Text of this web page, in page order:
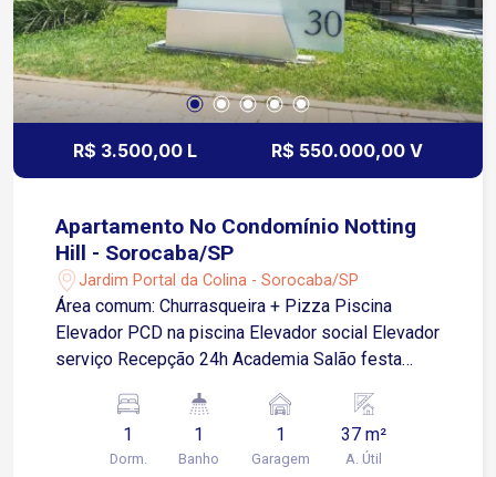
R$ 3.500,00 L R$ 550.000,00 V
Apartamento No Condomínio Notting
Hill - Sorocaba/SP
Jardim Portal da Colina - Sorocaba/SP
Área comum: Churrasqueira + Pizza Piscina
Elevador PCD na piscina Elevador social Elevador
serviço Recepção 24h Academia Salão festa
comuns Portaria 24hrs Portão garagem facial
Água e gás encanados Apto: Ar cond smart 12 mil
BTU TV smart 50? Geladeira Filtro Microondas
1
Dorm.
1
Banho
1
Garagem
37 m²
A. Útil